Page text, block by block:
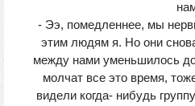
- Ээ, помедленнее, мы
этим людям я. Но они
между нами уменьшилось
молчат все это время,
видели когда- нибудь